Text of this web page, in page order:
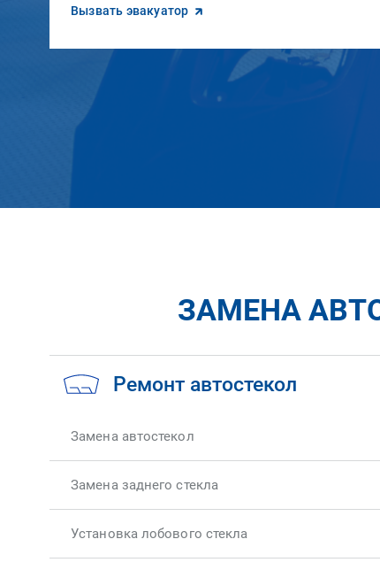
Вызвать эвакуатор
ЗАМЕНА
Ремонт автостекол
Замена автостекол
Замена заднего стекла
Установка лобового стекла